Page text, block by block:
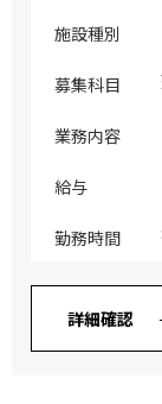
施設種別
募集科目
業務内容
給与
勤務時間
詳細確認